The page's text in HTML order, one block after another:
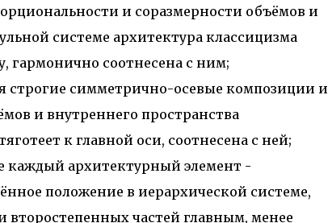
награды «Серебряная пирамида глобального
стремились объединить память о военном
и соразмерности объёмов и
системе архитектура классицизма
гармонично соотнесена с ним;
строгие симметрично-осевые композиции и
и внутреннего пространства
к главной оси, соотнесена с ней;
каждый архитектурный элемент -
положение в иерархической системе,
второстепенных частей главным, менее